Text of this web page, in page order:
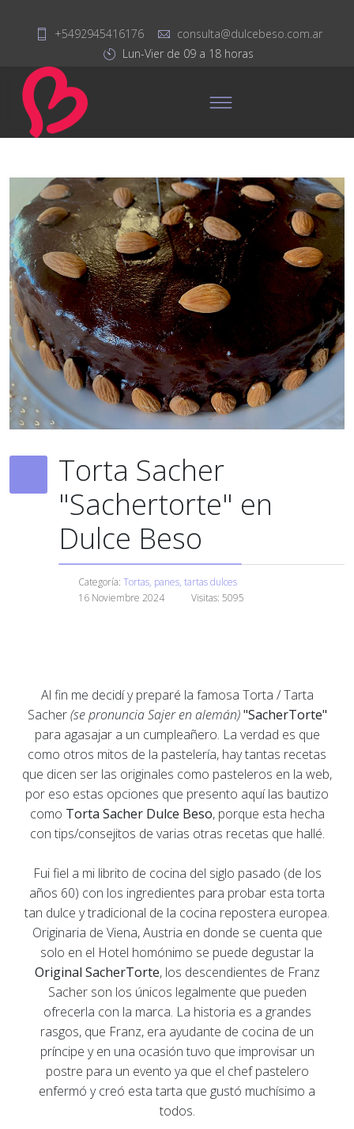
+5492945416176
consulta@dulcebeso.com.ar
Lun-Vier de 09 a 18 horas
Torta Sacher
"Sachertorte" en
Dulce Beso
Categoría: Tortas, panes, tartas dulces
16 Noviembre 2024
Visitas: 5095
Al fin me decidí y preparé la famosa Torta / Tarta
Sacher(se pronuncia Sajer en alemán) "SacherTorte"
para agasajar a un cumpleañero. La verdad es que
como otros mitos de la pastelería, hay tantas recetas
que dicen ser las originales como pasteleros en la web,
por eso estas opciones que presento aquí las bautizo
como Torta Sacher Dulce Beso, porque esta hecha
con tips/consejitos de varias otras recetas que hallé.
Fui fiel a mi librito de cocina del siglo pasado (de los
años 60) con los ingredientes para probar esta torta
tan dulce y tradicional de la cocina repostera europea.
Originaria de Viena, Austria en donde se cuenta que
solo en el Hotel homónimo se puede degustar la
Original SacherTorte, los descendientes de Franz
Sacher son los únicos legalmente que pueden
ofrecerla con la marca. La historia es a grandes
rasgos, que Franz, era ayudante de cocina de un
príncipe y en una ocasión tuvo que improvisar un
postre para un evento ya que el chef pastelero
enfermó y creó esta tarta que gustó muchísimo a
todos.